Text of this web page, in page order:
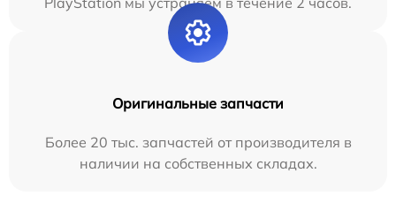
Оригинальные запчасти
Более 20 тыс. запчастей от производителя в
наличии на собственных складах.